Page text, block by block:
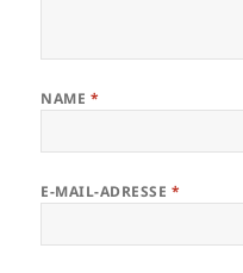
NAME *
E-MAIL-ADRESSE *